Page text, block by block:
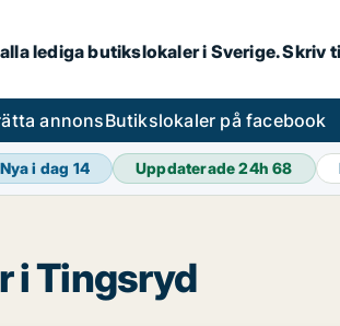
lediga butikslokaler i Sverige.
annonsButikslokaler på facebook
Nya i dag 14 Uppdaterade 24h68
i Tingsryd